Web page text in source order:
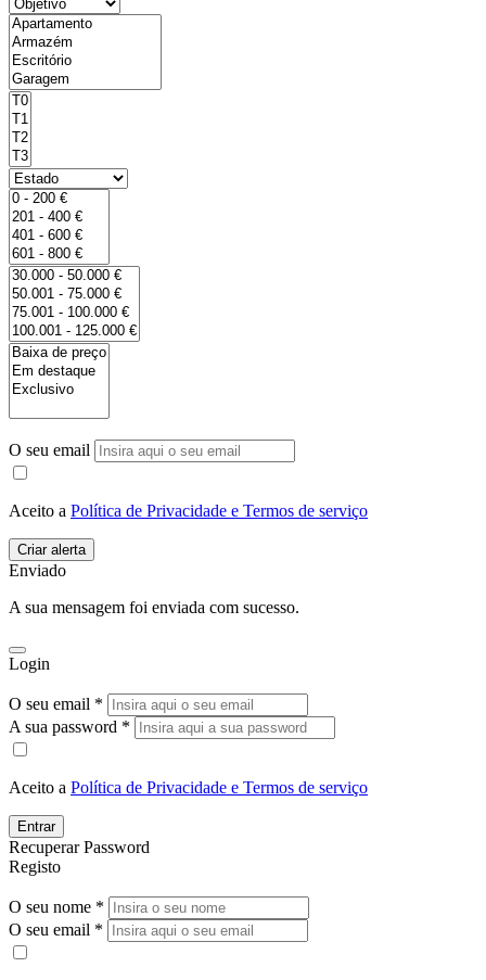
O seu email
Aceito a Política de Privacidade e Termos de serviço
Enviado
A sua mensagem foi enviada com sucesso.
Login
O seu email *
A sua password *
Aceito a Política de Privacidade e Termos de serviço
Entrar
Recuperar Password
Registo
O seu nome *
O seu email *